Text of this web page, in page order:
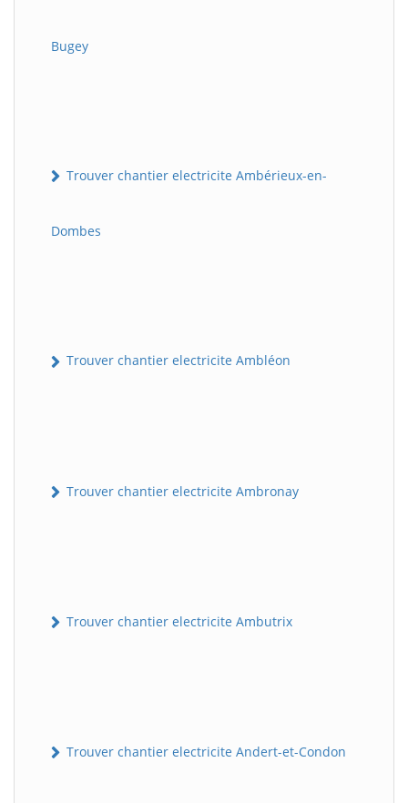
Bugey
Trouver chantier electricite Ambérieux-en-
Dombes
Trouver chantier electricite Ambléon
Trouver chantier electricite Ambronay
Trouver chantier electricite Ambutrix
Trouver chantier electricite Andert-et-Condon